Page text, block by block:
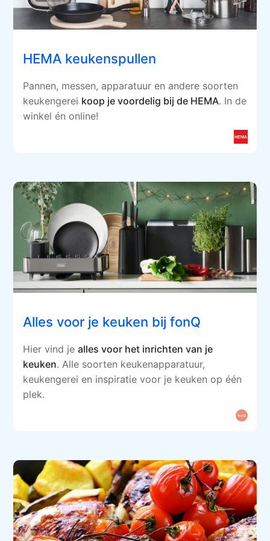
HEMA keukenspullen
Pannen, messen, apparatuur en andere soorten
keukengerei koop je voordelig bij de HEMA. In de
winkel én online!
Alles voor je keuken bij fonQ
Hier vind jealles voor het inrichten van je
keuken. Alle soorten keukenapparatuur,
keukengerei en inspiratie voor je keuken op één
plek.